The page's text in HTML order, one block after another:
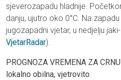
sjeverozapadu hladnije.
danju, ujutro oko 0°C. Na
jugozapadni vjetar, u nedjelju
VjetarRadar).
PROGNOZA VREMENA ZA
lokalno obilna, vjetrovito